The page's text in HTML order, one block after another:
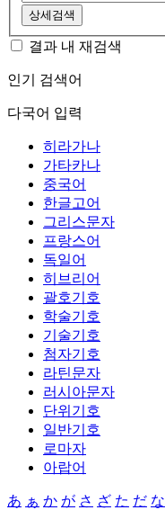
상세검색
결과 내 재검색
인기 검색어
다국어 입력
히라가나
가타카나
중국어
한글고어
그리스문자
프랑스어
독일어
히브리어
괄호기호
학술기호
기술기호
첨자기호
라틴문자
러시아문자
단위기호
일반기호
로마자
아랍어
あ ぁ か が さ ざ た だ な